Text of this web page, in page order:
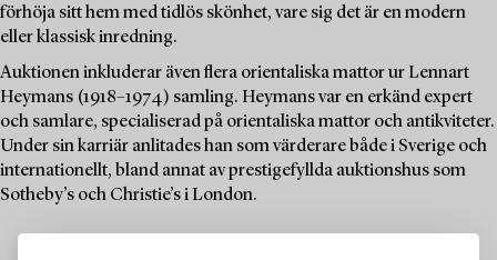
förhöja sitt hem med tidlös skönhet, vare sig det är en modern
eller klassisk inredning.
Auktionen inkluderar även flera orientaliska mattor ur Lennart
Heymans (1918–1974) samling. Heymans var en erkänd expert
och samlare, specialiserad på orientaliska mattor och antikviteter.
Under sin karriär anlitades han som värderare både i Sverige och
internationellt, bland annat av prestigefyllda auktionshus som
Sotheby’s och Christie’s i London.